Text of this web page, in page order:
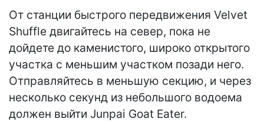
От станции быстрого передвижения Velvet
Shuffle двигайтесь на север, пока не
дойдете до каменистого, широко открытого
участка с меньшим участком позади него.
Отправляйтесь в меньшую секцию, и через
несколько секунд из небольшого водоема
должен выйти Junpai Goat Eater.